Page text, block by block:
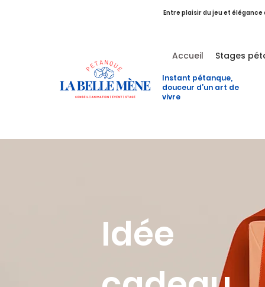
Entre plaisir du jeu et
Instant pétanque,
douceur d’un art de
vivre
Accueil Stages
Idée